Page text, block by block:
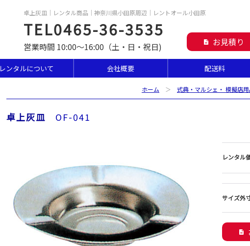
卓上灰皿｜レンタル商品｜神奈川県小田原周辺｜レントオール小田原
TEL0465-36-3535
営業時間 10:00～16:00（土・日・祝日) description お見積り
レンタルについて 会社概要 配送料
ホーム ＞ 式典・マルシェ・ 模擬店
卓上灰皿 OF-041
レンタル
サイズ外
description